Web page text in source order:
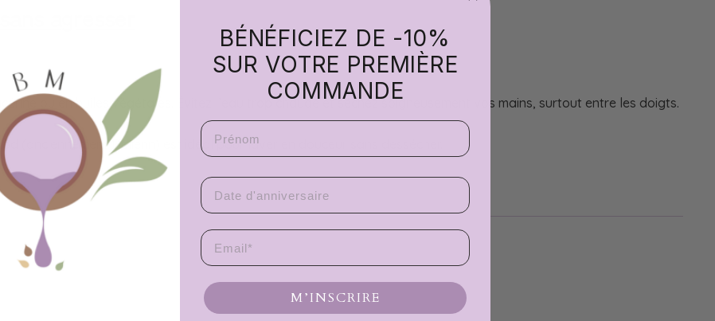
agresser
ou en huiles végétales. Évitez l’eau trop chaude et séchez soigneusement vos mains, surtout entre les doigts.
(anciennement Delienn) est idéal pour laver en douceur sans dessécher.
BÉNÉFICIEZ DE -10%
SUR VOTRE PREMIÈRE
COMMANDE
Prenom
Date d'anniversaire
Email
M’INSCRIRE